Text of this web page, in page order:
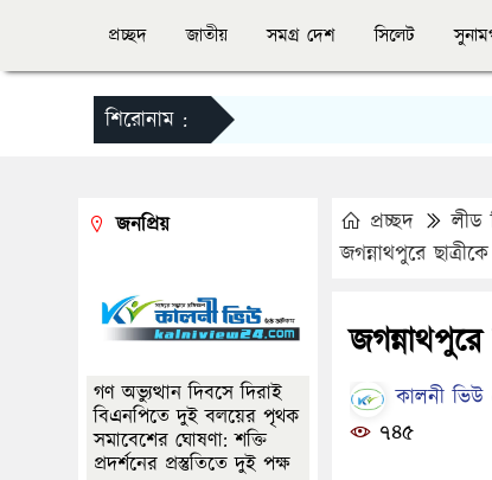
প্রচ্ছদ জাতীয় সমগ্র দেশ সিলেট
শিরোনাম :
প্রচ্ছদ লীড
জগন্নাথপুরে
কালনী ভিউ
৭৪৫
জনপ্রিয়
গণ অভ্যুত্থান দিবসে দিরাই
বিএনপিতে দুই বলয়ের পৃথক
সমাবেশের ঘোষণা: শক্তি
প্রদর্শনের প্রস্তুতিতে দুই পক্ষ